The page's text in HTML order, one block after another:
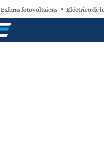
Esferas fotovoltaicas Eléctrico de